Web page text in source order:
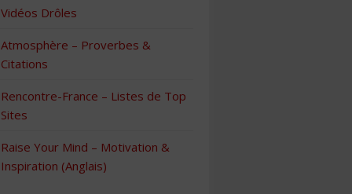
Vidéos Drôles
Atmosphère – Proverbes &
Citations
Rencontre-France – Listes de Top
Sites
Raise Your Mind – Motivation &
Inspiration (Anglais)